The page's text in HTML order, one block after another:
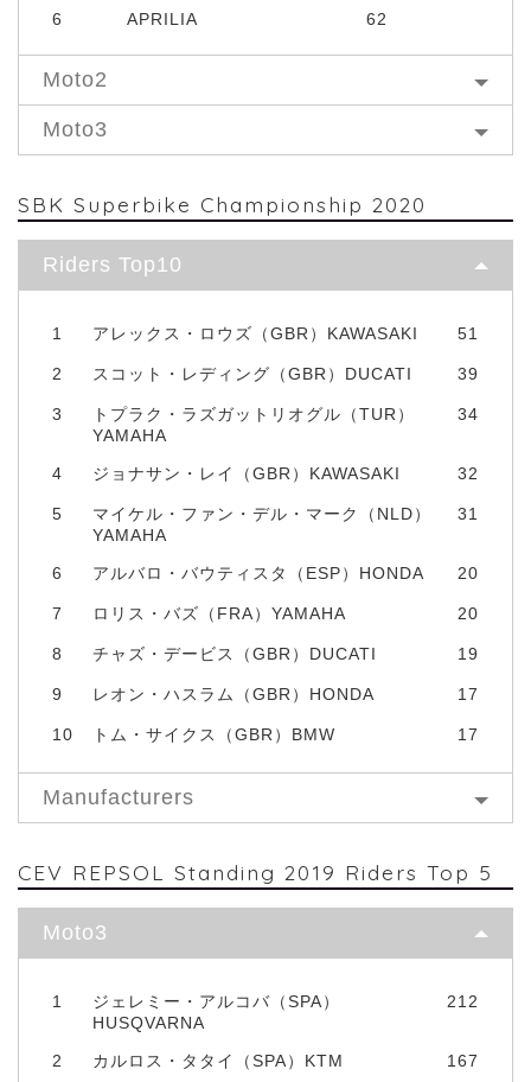
6
APRILIA 62
Moto2
Moto3
SBK Superbike Championship 2020
Riders Top10
1 アレックス・ロウズ（GBR）KAWASAKI 51
2 スコット・レディング（GBR）DUCATI 39
3
トプラク・ラズガットリオグル（TUR）
YAMAHA
34
4 ジョナサン・レイ（GBR）KAWASAKI 32
5
マイケル・ファン・デル・マーク（NLD）
YAMAHA
31
6 アルバロ・バウティスタ（ESP）HONDA 20
7 ロリス・バズ（FRA）YAMAHA 20
8 チャズ・デービス（GBR）DUCATI 19
9 レオン・ハスラム（GBR）HONDA 17
10 トム・サイクス（GBR）BMW 17
Manufacturers
CEV REPSOL Standing 2019 Riders Top 5
Moto3
1
ジェレミー・アルコバ（SPA）
HUSQVARNA
212
2 カルロス・タタイ（SPA）KTM 167